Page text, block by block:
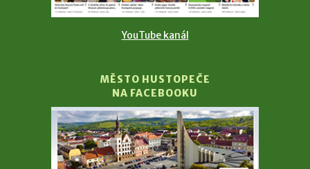
YouTube kanál
MĚSTO HUSTOPEČE
NA FACEBOOKU